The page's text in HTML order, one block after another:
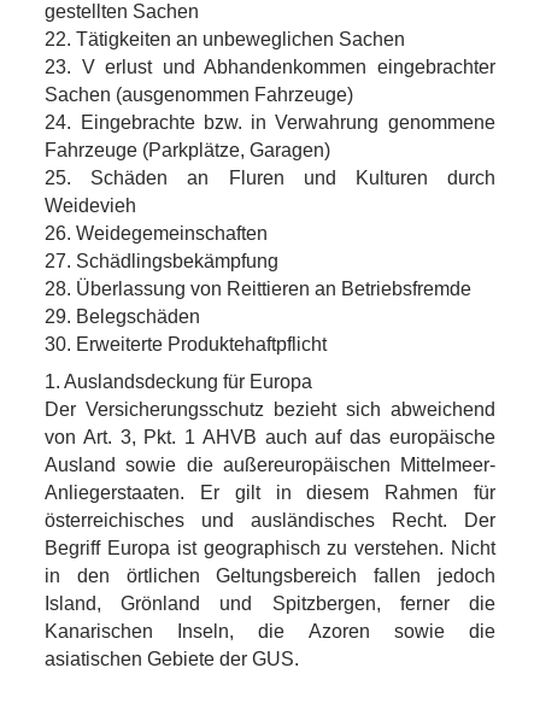
gestellten Sachen
22. Tätigkeiten an unbeweglichen Sachen
23. V erlust und Abhandenkommen eingebrachter
Sachen (ausgenommen Fahrzeuge)
24. Eingebrachte bzw. in Verwahrung genommene
Fahrzeuge (Parkplätze, Garagen)
25. Schäden an Fluren und Kulturen durch
Weidevieh
26. Weidegemeinschaften
27. Schädlingsbekämpfung
28. Überlassung von Reittieren an Betriebsfremde
29. Belegschäden
30. Erweiterte Produktehaftpflicht
1. Auslandsdeckung für Europa
Der Versicherungsschutz bezieht sich abweichend
von Art. 3, Pkt. 1 AHVB auch auf das europäische
Ausland sowie die außereuropäischen Mittelmeer-
Anliegerstaaten. Er gilt in diesem Rahmen für
österreichisches und ausländisches Recht. Der
Begriff Europa ist geographisch zu verstehen. Nicht
in den örtlichen Geltungsbereich fallen jedoch
Island, Grönland und Spitzbergen, ferner die
Kanarischen Inseln, die Azoren sowie die
asiatischen Gebiete der GUS.